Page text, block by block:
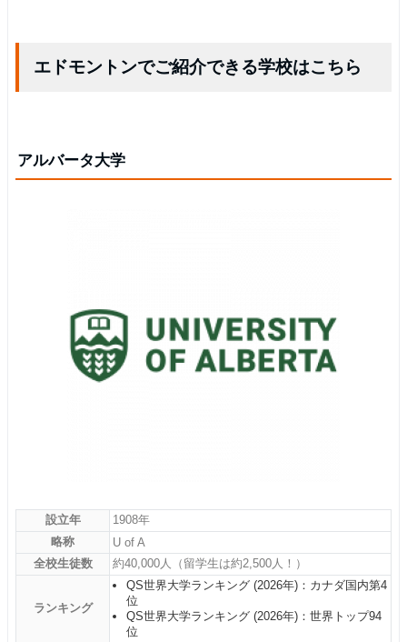
エドモントンでご紹介できる学校はこちら
アルバータ大学
設立年
1908年
略称
U of A
全校生徒数
約40,000人（留学生は約2,500人！）
ランキング
QS世界大学ランキング (2026年)：カナダ国内第4
位
QS世界大学ランキング (2026年)：世界トップ94
位